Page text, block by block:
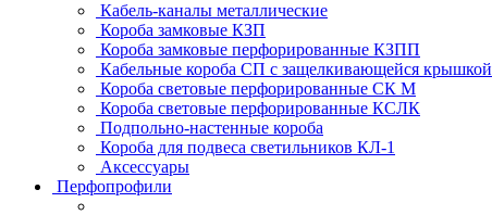
Кабель-каналы металлические
Короба замковые КЗП
Короба замковые перфорированные КЗПП
Кабельные короба СП с защелкивающейся крышкой
Короба световые перфорированные СК М
Короба световые перфорированные КСЛК
Подпольно-настенные короба
Короба для подвеса светильников КЛ-1
Аксессуары
Перфопрофили